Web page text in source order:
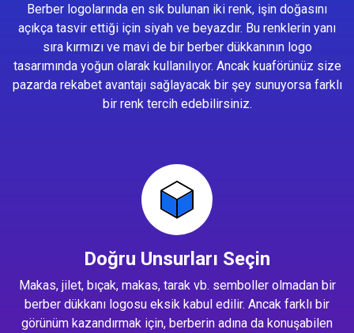
Berber logolarında en sık bulunan iki renk, işin doğasını
açıkça tasvir ettiği için siyah ve beyazdır. Bu renklerin yanı
sıra kırmızı ve mavi de bir berber dükkanının logo
tasarımında yoğun olarak kullanılıyor. Ancak kuaförünüz size
pazarda rekabet avantajı sağlayacak bir şey sunuyorsa farklı
bir renk tercih edebilirsiniz.
Doğru Unsurları Seçin
Makas, jilet, bıçak, makas, tarak vb. semboller olmadan bir
berber dükkanı logosu eksik kabul edilir. Ancak farklı bir
görünüm kazandırmak için, berberin adına da konuşabilen